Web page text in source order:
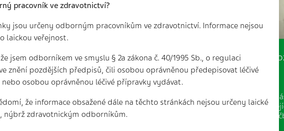
onemocněními
onemocněním, v
Přestože existují účinné
Demence si zasluhuje více
porozumění
17 min. | 3. 1. 2022
Stárnutí populace ssebou postupně
nárůst počtu lidí sdemencí astím
připravit senatuto situaci. Namožnosti
pracovník ve zdravotnictví?
jsou určeny odborným pracovníkům ve zdravotnictví. Informace nejsou
laickou veřejnost.
jsem odborníkem ve smyslu § 2a zákona č. 40/1995 Sb., o regulaci
znění pozdějších předpisů, čili osobou oprávněnou předepisovat léčivé
osobou oprávněnou léčivé přípravky vydávat.
že informace obsažené dále na těchto stránkách nejsou určeny laické
nýbrž zdravotnickým odborníkům.